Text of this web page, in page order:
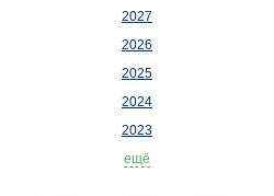
2027
2026
2025
2024
2023
ещё